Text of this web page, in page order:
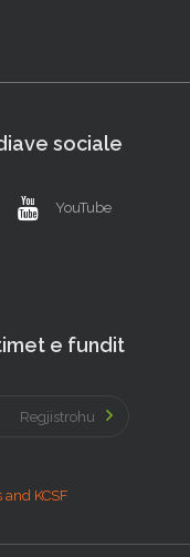
sociale
YouTube
e fundit
Regjistrohu
KCSF